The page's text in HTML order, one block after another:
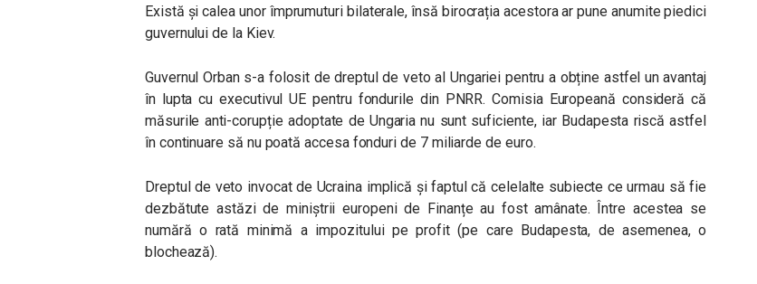
Există și calea unor împrumuturi bilaterale, însă birocrația acestora ar pune anumite piedici
guvernului de la Kiev.
Guvernul Orban s-a folosit de dreptul de veto al Ungariei pentru a obține astfel un avantaj
în lupta cu executivul UE pentru fondurile din PNRR. Comisia Europeană consideră că
măsurile anti-corupție adoptate de Ungaria nu sunt suficiente, iar Budapesta riscă astfel
în continuare să nu poată accesa fonduri de 7 miliarde de euro.
Dreptul de veto invocat de Ucraina implică și faptul că celelalte subiecte ce urmau să fie
dezbătute astăzi de miniștrii europeni de Finanțe au fost amânate. Între acestea se
numără o rată minimă a impozitului pe profit (pe care Budapesta, de asemenea, o
blochează).